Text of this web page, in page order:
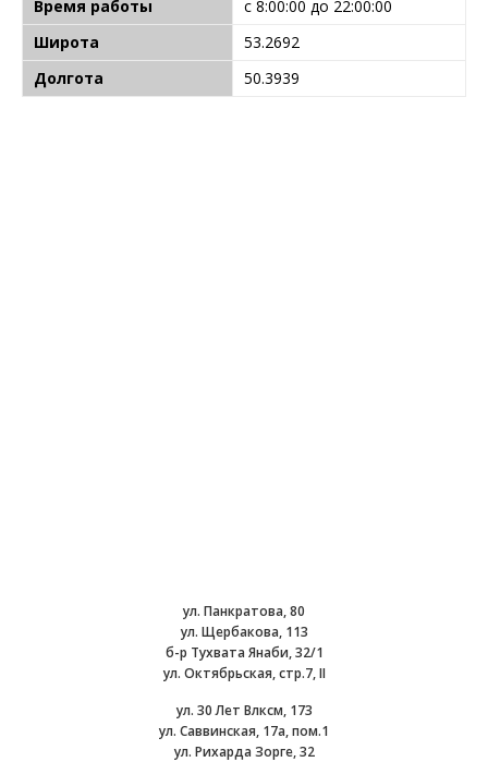
Время работы
с 8:00:00 до 22:00:00
Широта
53.2692
Долгота
50.3939
ул. Панкратова, 80
ул. Щербакова, 113
б-р Тухвата Янаби, 32/1
ул. Октябрьская, стр.7, II
ул. 30 Лет Влксм, 173
ул. Саввинская, 17а, пом.1
ул. Рихарда Зорге, 32